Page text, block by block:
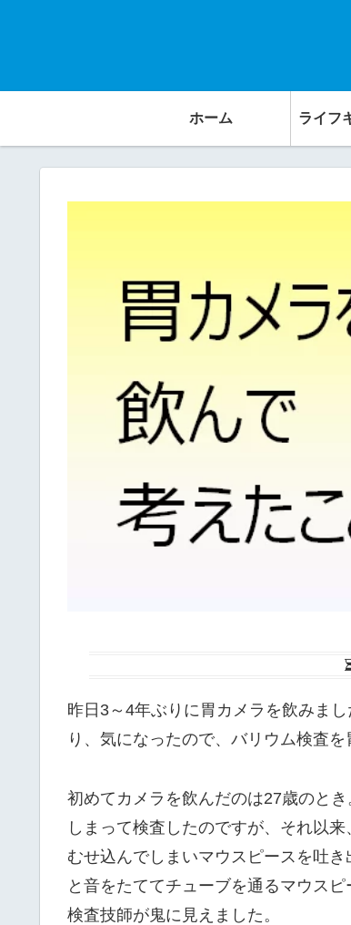
ホーム ライフ
昨日3～4年ぶりに胃カメラを飲みま
り、気になったので、バリウム検査を
初めてカメラを飲んだのは27歳のと
しまって検査したのですが、それ以
むせ込んでしまいマウスピースを吐
と音をたててチューブを通るマウス
検査技師が鬼に見えました。